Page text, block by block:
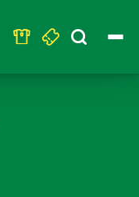
Search
for: